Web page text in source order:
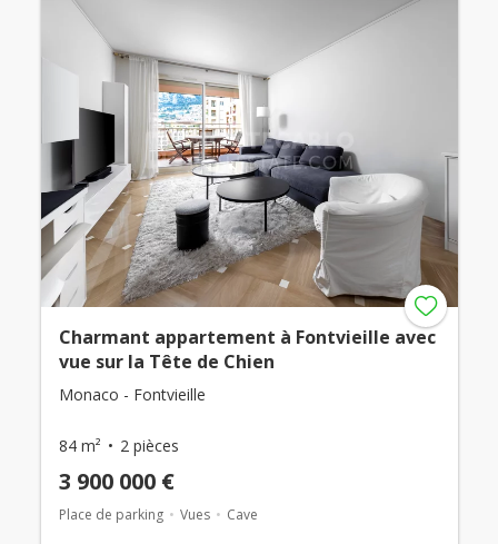
Charmant appartement à Fontvieille avec
vue sur la Tête de Chien
Monaco - Fontvieille
84 m² 2 pièces
3 900 000 €
Place de parking Vues Cave